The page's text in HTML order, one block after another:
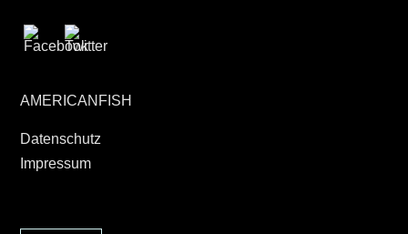
AMERICANFISH
Datenschutz
Impressum